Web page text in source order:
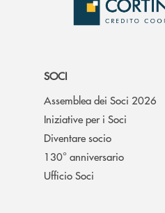
SOCI
Assemblea dei Soci 2026
Iniziative per i Soci
Diventare socio
130° anniversario
Ufficio Soci